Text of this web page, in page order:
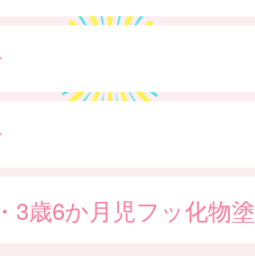
3歳6か月児フッ化物